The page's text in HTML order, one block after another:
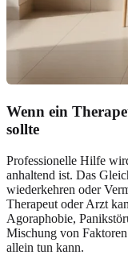
Wenn ein
sollte
Professionelle Hilfe
anhaltend ist. Das
wiederkehren oder
Therapeut oder Arzt
Agoraphobie,
Mischung von
allein tun kann.